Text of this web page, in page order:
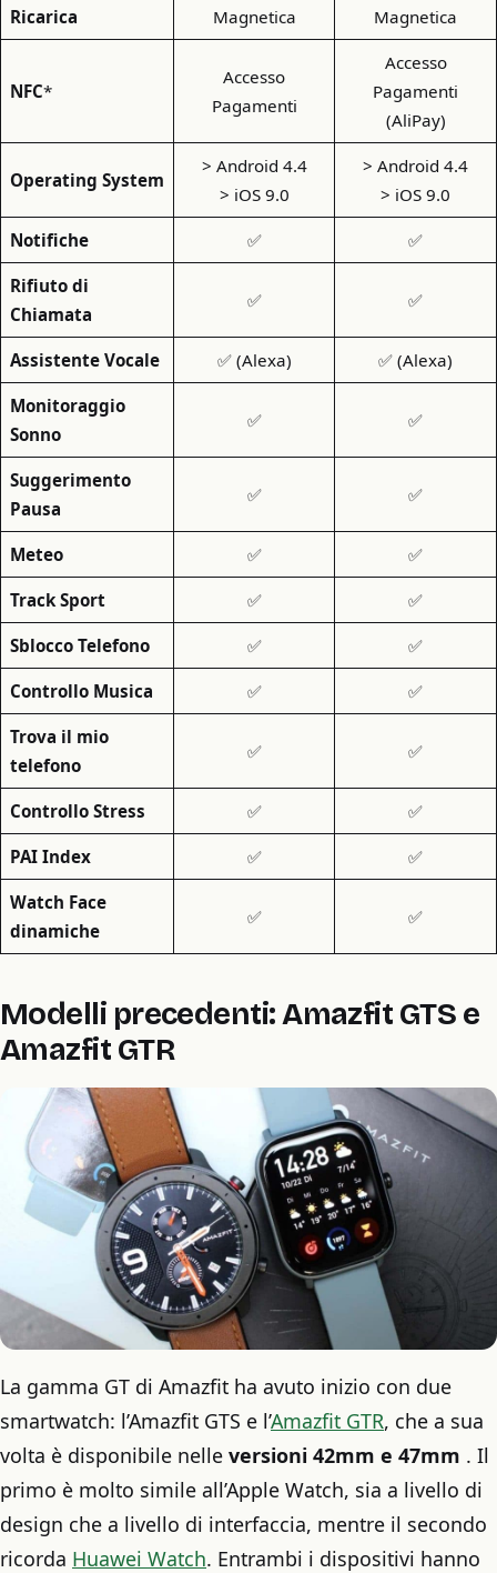
Ricarica Magnetica Magnetica
NFC*
Accesso
Pagamenti
Accesso
Pagamenti
(AliPay)
Operating System
> Android 4.4
> iOS 9.0
> Android 4.4
> iOS 9.0
Notifiche ✅ ✅
Rifiuto di
Chiamata
✅ ✅
Assistente Vocale ✅ (Alexa) ✅ (Alexa)
Monitoraggio
Sonno
✅ ✅
Suggerimento
Pausa
✅ ✅
Meteo ✅ ✅
Track Sport ✅ ✅
Sblocco Telefono ✅ ✅
Controllo Musica ✅ ✅
Trova il mio
telefono
✅ ✅
Controllo Stress ✅ ✅
PAI Index ✅ ✅
Watch Face
dinamiche
✅ ✅
Modelli precedenti: Amazfit GTS e
Amazfit GTR
La gamma GT di Amazfit ha avuto inizio con due
smartwatch: l’Amazfit GTS e l’Amazfit GTR, che a sua
volta è disponibile nelle versioni 42mm e 47mm . Il
primo è molto simile all’Apple Watch, sia a livello di
design che a livello di interfaccia, mentre il secondo
ricorda Huawei Watch. Entrambi i dispositivi hanno